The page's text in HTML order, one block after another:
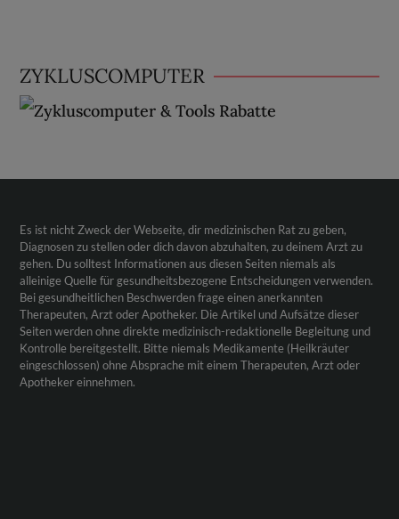
ZYKLUSCOMPUTER
Es ist nicht Zweck der Webseite, dir medizinischen Rat zu geben,
Diagnosen zu stellen oder dich davon abzuhalten, zu deinem Arzt zu
gehen. Du solltest Informationen aus diesen Seiten niemals als
alleinige Quelle für gesundheitsbezogene Entscheidungen verwenden.
Bei gesundheitlichen Beschwerden frage einen anerkannten
Therapeuten, Arzt oder Apotheker. Die Artikel und Aufsätze dieser
Seiten werden ohne direkte medizinisch-redaktionelle Begleitung und
Kontrolle bereitgestellt. Bitte niemals Medikamente (Heilkräuter
eingeschlossen) ohne Absprache mit einem Therapeuten, Arzt oder
Apotheker einnehmen.